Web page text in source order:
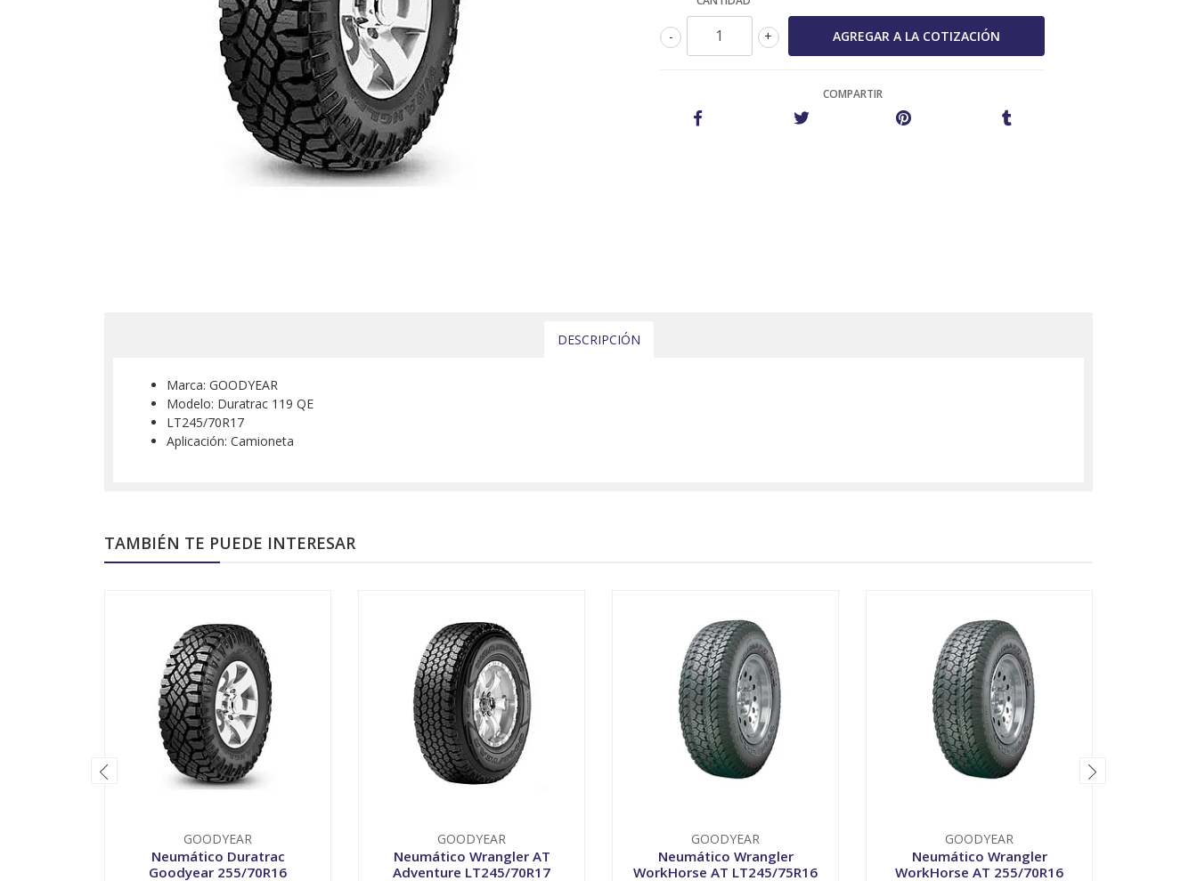
+
-
COMPARTIR
DESCRIPCIÓN
Marca: GOODYEAR
Modelo: Duratrac 119 QE
LT245/70R17
Aplicación: Camioneta
TAMBIÉN TE PUEDE INTERESAR
GOODYEAR
Neumático Duratrac
Goodyear 255/70R16
GOODYEAR
Neumático Wrangler AT
Adventure LT245/70R17
GOODYEAR
Neumático Wrangler
WorkHorse AT LT245/75R16
GOODYEAR
Neumático Wrangler
WorkHorse AT 255/70R16